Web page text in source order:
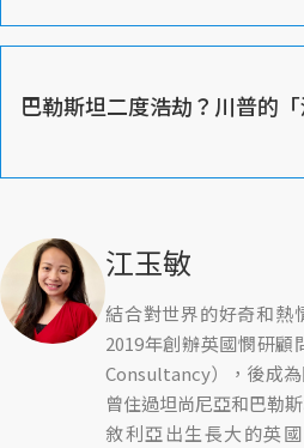
巴勒斯坦二度浩劫？川普的
江玉敏
結合對世界的好奇和熱
2019年創辦英國憫研
Consultancy），後成為
曾住過坦尚尼亞和巴勒
敘利亞出生長大的英